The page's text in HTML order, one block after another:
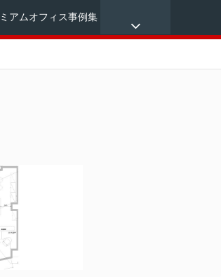
アムオフィス事例集